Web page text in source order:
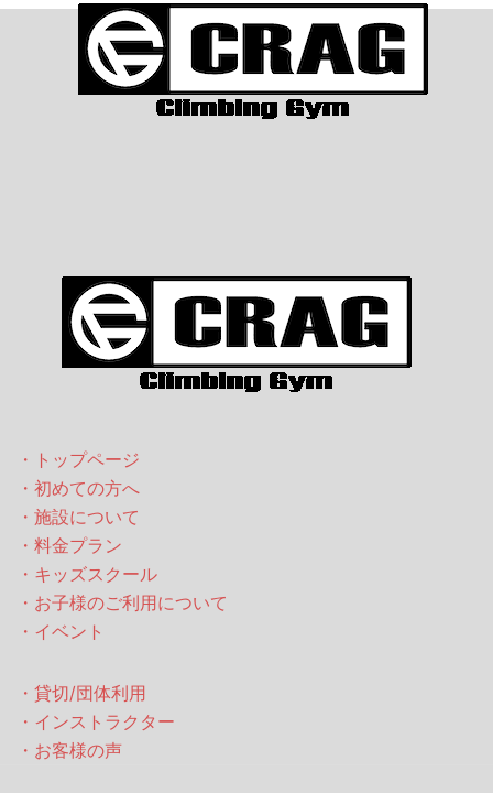
・トップページ
・初めての方へ
・施設について
・料金プラン
・キッズスクール
・お子様のご利用について
・イベント
・貸切/団体利用
・インストラクター
・お客様の声